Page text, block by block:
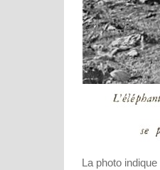
La photo